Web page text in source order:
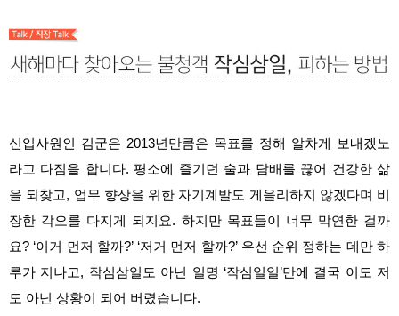
신입사원인 김군은 2013년만큼은 목표를 정해 알차게 보내겠노
라고 다짐을 합니다. 평소에 즐기던 술과 담배를 끊어 건강한 삶
을 되찾고, 업무 향상을 위한 자기계발도 게을리하지 않겠다며 비
장한 각오를 다지게 되지요. 하지만 목표들이 너무 막연한 걸까
요? ‘이거 먼저 할까?’ ‘저거 먼저 할까?’ 우선 순위 정하는 데만 하
루가 지나고, 작심삼일도 아닌 일명 ‘작심일일’만에 결국 이도 저
도 아닌 상황이 되어 버렸습니다.